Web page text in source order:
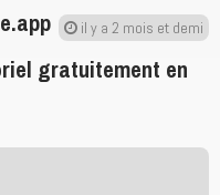
il y a 2 mois et demi
gratuitement en